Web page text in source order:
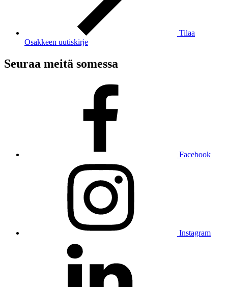
Tilaa
Osakkeen uutiskirje
Seuraa meitä somessa
Facebook
Instagram